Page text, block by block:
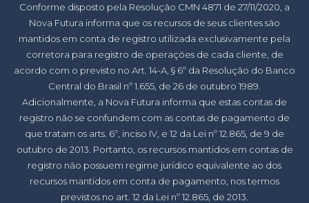
Conforme disposto pela Resolução CMN 4871 de 27/11/2020, a
Nova Futura informa que os recursos de seus clientes são
mantidos em conta de registro utilizada exclusivamente pela
corretora para registro de operações de cada cliente, de
acordo com o previsto no Art. 14-A, § 6º da Resolução do Banco
Central do Brasil nº 1.655, de 26 de outubro 1989.
Adicionalmente, a Nova Futura informa que estas contas de
registro não se confundem com as contas de pagamento de
que tratam os arts. 6º, inciso IV, e 12 da Lei nº 12.865, de 9 de
outubro de 2013. Portanto, os recursos mantidos em contas de
registro não possuem regime jurídico equivalente ao dos
recursos mantidos em conta de pagamento, nos termos
previstos no art. 12 da Lei nº 12.865, de 2013.